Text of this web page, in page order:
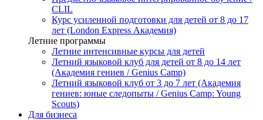
CLIL
Курс усиленной подготовки для детей от 8 до 17
лет (London Express Академия)
Летние программы
Летние интенсивные курсы для детей
Летний языковой клуб для детей от 8 до 14 лет
(Академия гениев / Genius Camp)
Летний языковой клуб от 3 до 7 лет (Академия
гениев: юные следопыты / Genius Camp: Young
Scouts)
Для бизнеса